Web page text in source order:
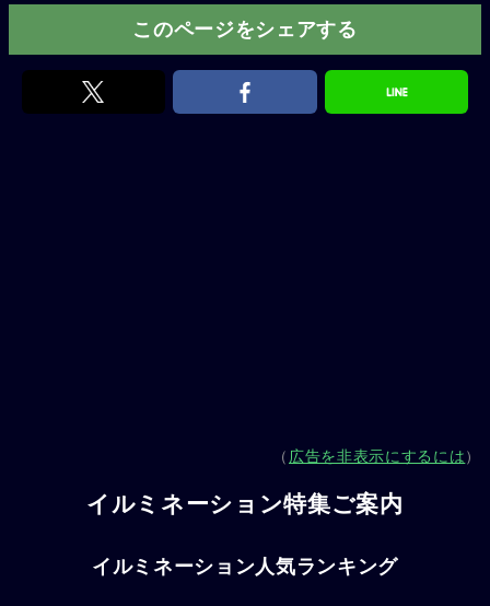
このページをシェアする
（ 広告を非表示にするには ）
イルミネーション特集ご案内
イルミネーション人気ランキング